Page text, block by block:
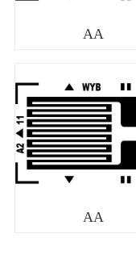
AA
AA